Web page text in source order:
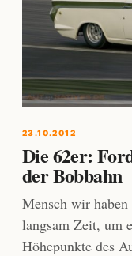
23.10.2012
Die 62er:
der Bobbahn
Mensch wir
langsam Zeit, um
Höhepunkte des